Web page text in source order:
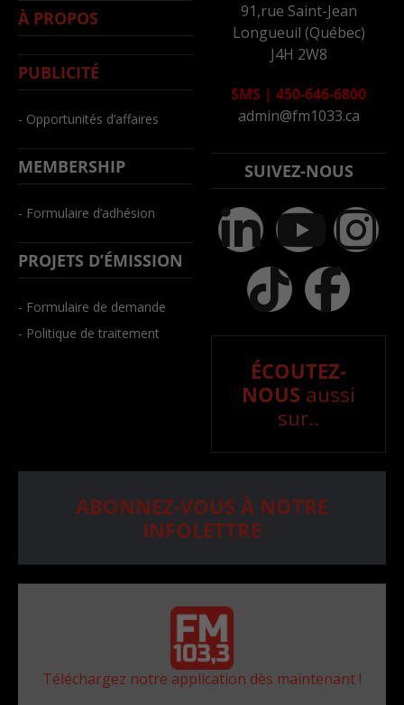
À PROPOS
PUBLICITÉ
- Opportunités d’affaires
MEMBERSHIP
- Formulaire d’adhésion
PROJETS D’ÉMISSION
- Formulaire de demande
- Politique de traitement
91,rue Saint-Jean
Longueuil (Québec)
J4H 2W8
SMS | 450-646-6800
admin@fm1033.ca
SUIVEZ-NOUS
ÉCOUTEZ-
NOUS aussi
sur..
ABONNEZ-VOUS À NOTRE
INFOLETTRE
Téléchargez notre application dès maintenant !